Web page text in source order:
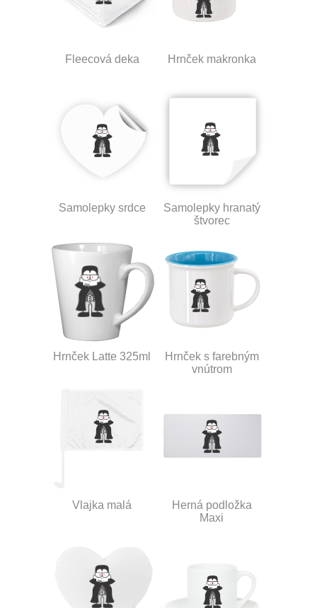
Fleecová deka Hrnček makronka
Samolepky srdce
Samolepky hranatý
štvorec
Hrnček Latte 325ml
Hrnček s farebným
vnútrom
Vlajka malá
Herná podložka
Maxi